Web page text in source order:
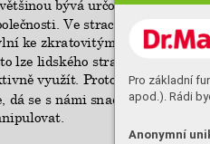
Pro základní
apod.). Rádi
Anonymní
bývá určováno
Ve strachu
ke zkratovitým
lze lidského strachu
využít. Protože
dá se s námi snadno